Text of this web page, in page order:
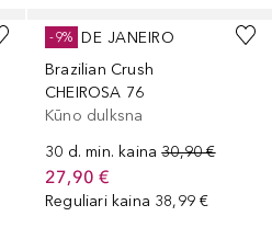
SOL DE JANEIRO
Brazilian Crush
CHEIROSA 76
Kūno dulksna
30 d. min. kaina 30,90 €
27,90 €
Reguliari kaina 38,99 €
-9%